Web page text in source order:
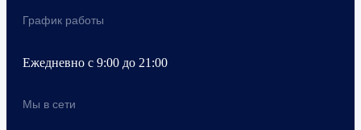
График работы
Ежедневно с 9:00 до 21:00
Мы в сети